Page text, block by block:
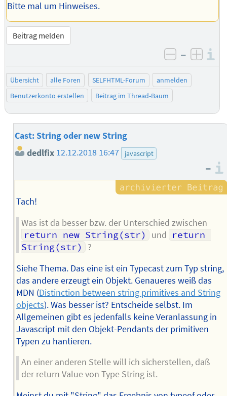
Bitte mal um Hinweises.
Beitrag melden
negativ
–
Übersicht alle Foren SELFHTML-Forum
anmelden
Benutzerkonto erstellen
Beitrag im Thread-Baum
Cast: String oder new String
dedlfix 12.12.2018 16:47 javascript
–
Tach!
Was ist da besser bzw. der Unterschied zwischen
return new String(str)
und return
String(str)
?
Siehe Thema. Das eine ist ein Typecast zum Typ string,
das andere erzeugt ein Objekt. Genaueres weiß das
MDN (Distinction between string primitives and String
objects). Was besser ist? Entscheide selbst. Im
Allgemeinen gibt es jedenfalls keine Veranlassung in
Javascript mit den Objekt-Pendants der primitiven
Typen zu hantieren.
An einer anderen Stelle will ich sicherstellen, daß
der return Value von Type String ist.